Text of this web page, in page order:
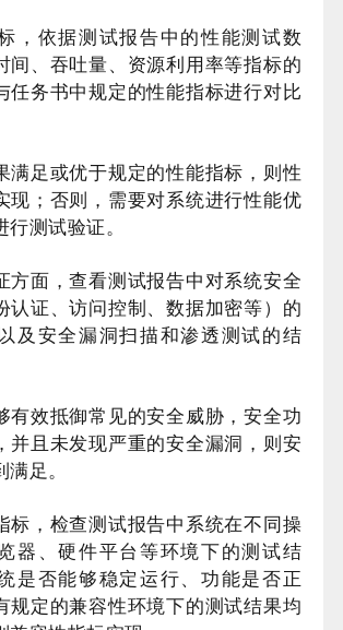
，依据测试报告中的性能测试数
间、吞吐量、资源利用率等指标的
任务书中规定的性能指标进行对比
满足或优于规定的性能指标，则性
现；否则，需要对系统进行性能优
测试验证。
方面，查看测试报告中对系统安全
认证、访问控制、数据加密等）的
及安全漏洞扫描和渗透测试的结
有效抵御常见的安全威胁，安全功
并且未发现严重的安全漏洞，则安
足。
标，检查测试报告中系统在不同操
器、硬件平台等环境下的测试结
是否能够稳定运行、功能是否正
规定的兼容性环境下的测试结果均